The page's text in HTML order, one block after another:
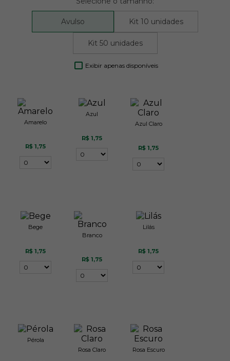
Avulso Kit 10 unidades
Kit 50 unidades
Exibir apenas disponíveis
Amarelo
R$ 1,75
Azul
R$ 1,75
Azul Claro
R$ 1,75
Bege
R$ 1,75
Branco
R$ 1,75
Lilás
R$ 1,75
Pérola
Rosa Claro Rosa Escuro